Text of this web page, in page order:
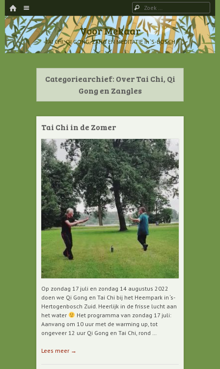
HOME
SPRING NAAR INHOUD
Zoeken
Voor Mekaar
TAI CHI, QI GONG, ZANG EN MEDITATIE in ‘S-BOSCH
Categoriearchief: Over Tai Chi, Qi
Gong en Zangles
Tai Chi in de Zomer
Op zondag 17 juli en zondag 14 augustus 2022
doen we Qi Gong en Tai Chi bij het Heempark in ‘s-
Hertogenbosch Zuid. Heerlijk in de frisse lucht aan
het water
Het programma van zondag 17 juli:
Aanvang om 10 uur met de warming up, tot
ongeveer 12 uur Qi Gong en Tai Chi, rond …
Lees meer →